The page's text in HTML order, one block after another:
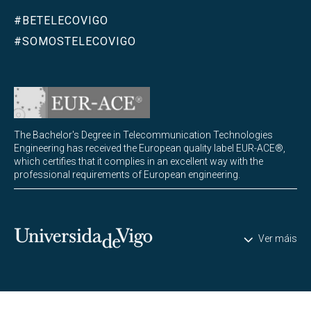
#BETELECOVIGO
#SOMOSTELECOVIGO
The Bachelor's Degree in Telecommunication Technologies
Engineering has received the European quality label EUR-ACE®,
which certifies that it complies in an excellent way with the
professional requirements of European engineering.
Universidade de Vigo Ver máis